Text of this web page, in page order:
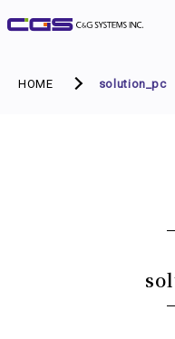
HOME solution_pc